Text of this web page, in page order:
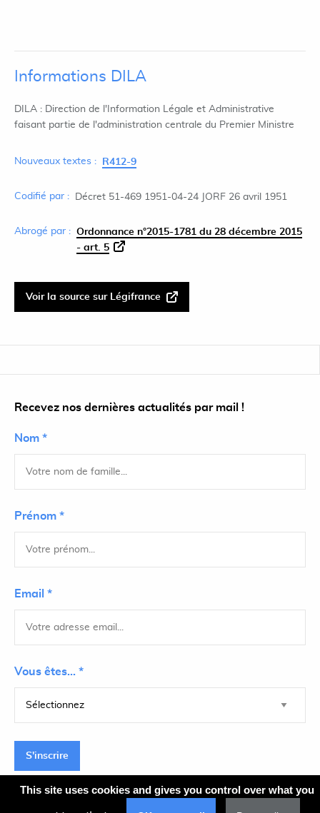
Informations DILA
DILA : Direction de l'Information Légale et Administrative
faisant partie de l'administration centrale du Premier Ministre
Nouveaux textes : R412-9
Codifié par : Décret 51-469 1951-04-24 JORF 26 avril 1951
Abrogé par : Ordonnance n°2015-1781 du 28 décembre 2015
- art. 5
Voir la source sur Légifrance
Recevez nos dernières actualités par mail !
Nom *
Prénom *
Email *
Vous êtes... *
S'inscrire
This site uses cookies and gives you control over what you